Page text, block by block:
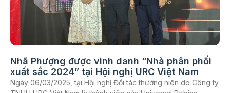
Nhã Phượng được vinh danh “Nhà phân phối
xuất sắc 2024” tại Hội nghị URC Việt Nam
Ngày 06/03/2025, tại Hội nghị Đối tác thường niên do Công ty